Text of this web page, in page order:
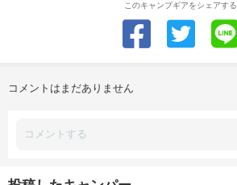
このキャンプギアをシェアする
コメントはまだありません